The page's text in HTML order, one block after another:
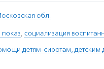
обл.
, социализация
детям-сиротам, детским